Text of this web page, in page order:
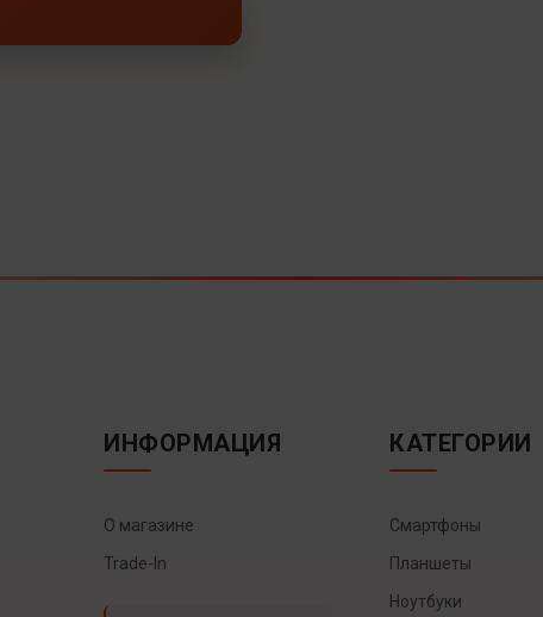
ИНФОРМАЦИЯ
О магазине
Trade-In
КАТЕГОРИИ
Смартфоны
Планшеты
Ноутбуки